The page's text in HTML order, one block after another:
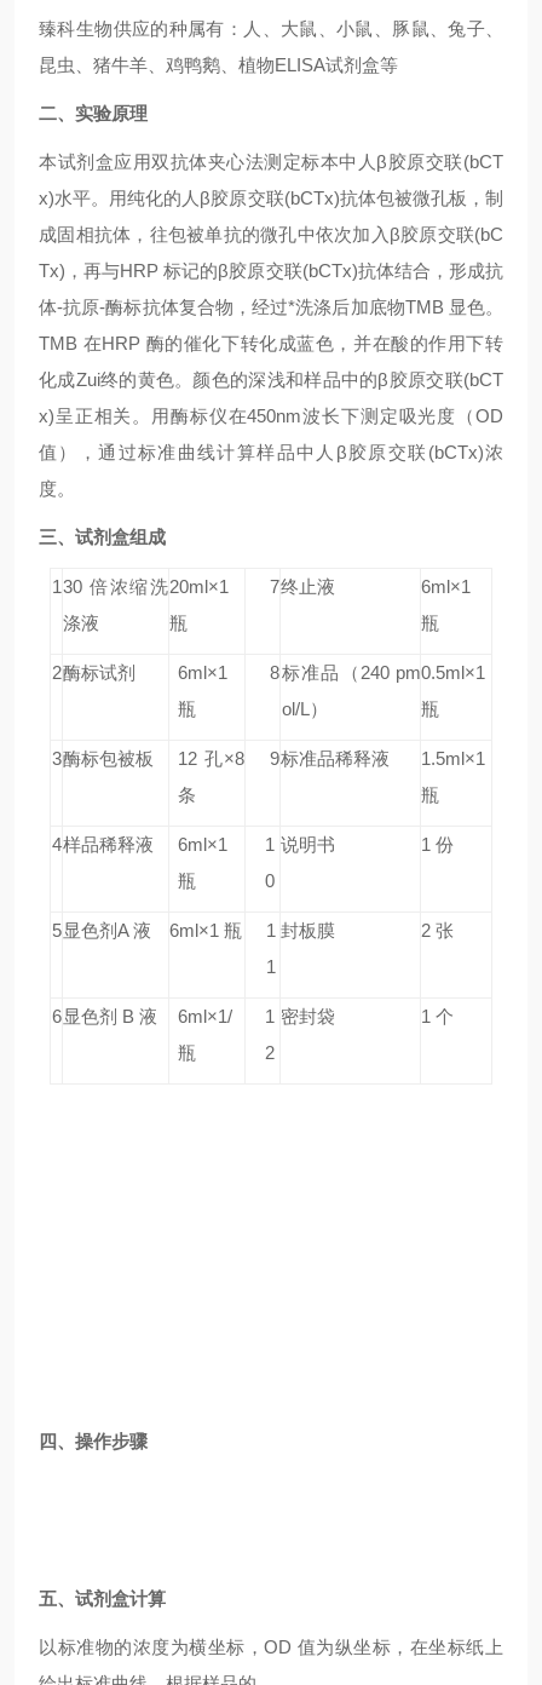
臻科生物供应的种属有：人、大鼠、小鼠、豚鼠、兔子、
昆虫、猪牛羊、鸡鸭鹅、植物ELISA试剂盒等
二、实验原理
本试剂盒应用双抗体夹心法测定标本中人β胶原交联(bCT
x)水平。用纯化的人β胶原交联(bCTx)抗体包被微孔板，制
成固相抗体，往包被单抗的微孔中依次加入β胶原交联(bC
Tx)，再与HRP 标记的β胶原交联(bCTx)抗体结合，形成抗
体-抗原-酶标抗体复合物，经过*洗涤后加底物TMB 显色。
TMB 在HRP 酶的催化下转化成蓝色，并在酸的作用下转
化成Zui终的黄色。颜色的深浅和样品中的β胶原交联(bCT
x)呈正相关。用酶标仪在450nm波长下测定吸光度（OD
值），通过标准曲线计算样品中人β胶原交联(bCTx)浓
度。
三、试剂盒组成
130 倍浓缩洗
涤液
20ml×1
瓶
7终止液
6ml×1
瓶
2酶标试剂
6ml×1
瓶
8标准品
（240 pm
ol/L）
0.5ml×1
瓶
3酶标包被板
12 孔×8
条
9标准品稀释液
1.5ml×1
瓶
4样品稀释液
6ml×1
瓶
1
0
说明书 1 份
5显色剂A 液 6ml×1 瓶
1
1
封板膜 2 张
6显色剂 B 液
6ml×1/
瓶
1
2
密封袋 1 个
四、操作步骤
五、试剂盒计算
以标准物的浓度为横坐标，OD 值为纵坐标，在坐标纸上